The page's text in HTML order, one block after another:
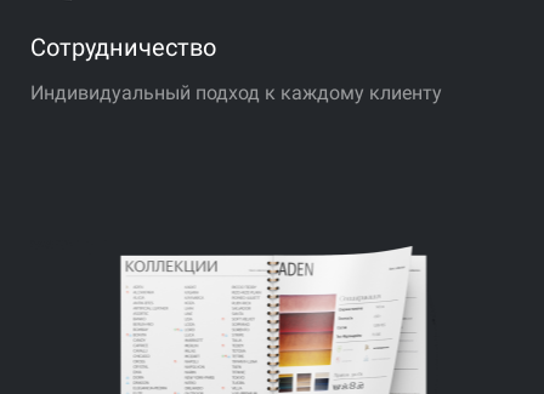
Сотрудничество
Индивидуальный подход к каждому клиенту